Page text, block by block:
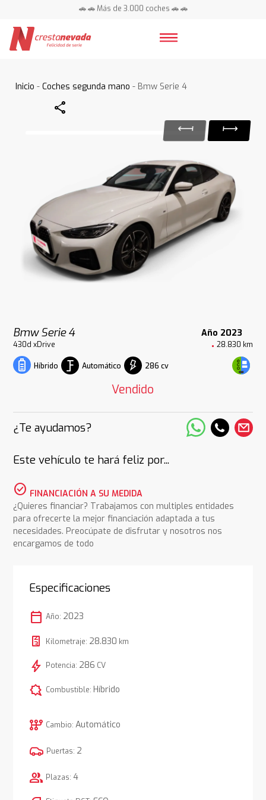
🚗 🚗 Más de 3.000 coches 🚗 🚗
Inicio -Coches segunda mano - Bmw Serie 4
Share
Bmw Serie 4 Año 2023
430d xDrive 28.830 km
Híbrido Automático 286 cv
Vendido
¿Te ayudamos?
Este vehículo te hará feliz por...
check_circle FINANCIACIÓN A SU MEDIDA
¿Quieres financiar? Trabajamos con multiples entidades
para ofrecerte la mejor financiación adaptada a tus
necesidades. Preocúpate de disfrutar y nosotros nos
encargamos de todo
Especificaciones
calendar_today Año: 2023
Kilometraje: 28.830 km
bolt Potencia: 286 CV
comic_bubble Combustible: Híbrido
auto_transmission Cambio: Automático
Puertas: 2
group Plazas: 4